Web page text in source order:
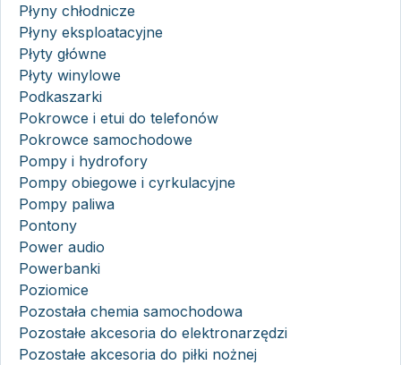
Płyny chłodnicze
Płyny eksploatacyjne
Płyty główne
Płyty winylowe
Podkaszarki
Pokrowce i etui do telefonów
Pokrowce samochodowe
Pompy i hydrofory
Pompy obiegowe i cyrkulacyjne
Pompy paliwa
Pontony
Power audio
Powerbanki
Poziomice
Pozostała chemia samochodowa
Pozostałe akcesoria do elektronarzędzi
Pozostałe akcesoria do piłki nożnej